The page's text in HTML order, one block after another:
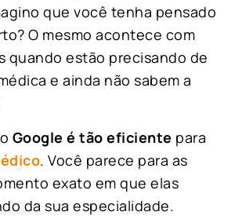
que você tenha pensado
O mesmo acontece com
quando estão precisando de
e ainda não sabem a
Google é tão eficiente para
. Você parece para as
exato em que elas
da sua especialidade.